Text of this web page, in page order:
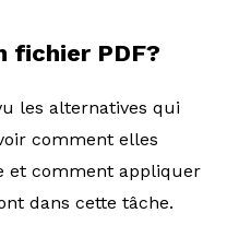
fichier PDF?
les alternatives qui
comment elles
et comment appliquer
dans cette tâche.